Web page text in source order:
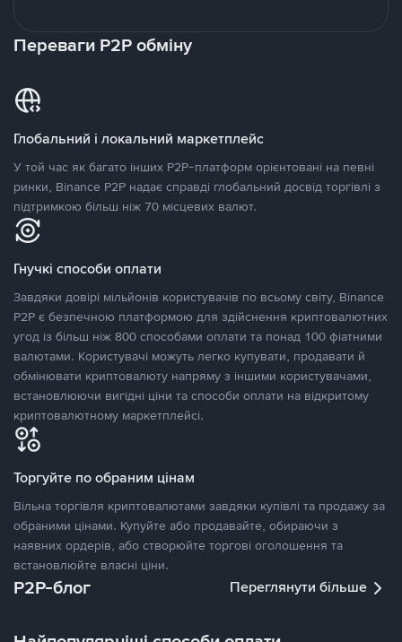
Переваги P2P обміну
Глобальний і локальний маркетплейс
У той час як багато інших P2P-платформ орієнтовані на певні
ринки, Binance P2P надає справді глобальний досвід торгівлі з
підтримкою більш ніж 70 місцевих валют.
Гнучкі способи оплати
Завдяки довірі мільйонів користувачів по всьому світу, Binance
P2P є безпечною платформою для здійснення криптовалютних
угод із більш ніж 800 способами оплати та понад 100 фіатними
валютами. Користувачі можуть легко купувати, продавати й
обмінювати криптовалюту напряму з іншими користувачами,
встановлюючи вигідні ціни та способи оплати на відкритому
криптовалютному маркетплейсі.
Торгуйте по обраним цінам
Вільна торгівля криптовалютами завдяки купівлі та продажу за
обраними цінами. Купуйте або продавайте, обираючи з
наявних ордерів, або створюйте торгові оголошення та
встановлюйте власні ціни.
P2P-блог Переглянути більше